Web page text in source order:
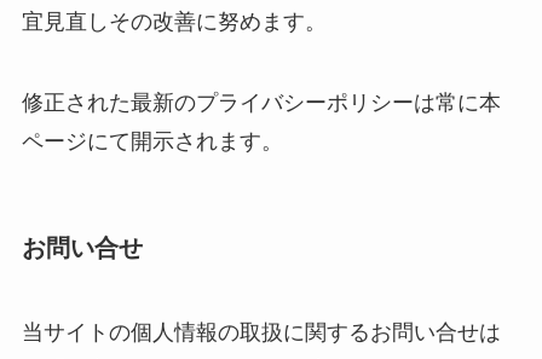
宜見直しその改善に努めます。
修正された最新のプライバシーポリシーは常に本
ページにて開示されます。
お問い合せ
当サイトの個人情報の取扱に関するお問い合せは